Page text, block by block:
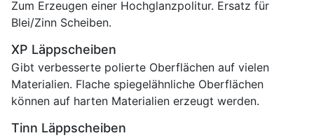
Zum Erzeugen einer Hochglanzpolitur. Ersatz für
Blei/Zinn Scheiben.
XP Läppscheiben
Gibt verbesserte polierte Oberflächen auf vielen
Materialien. Flache spiegelähnliche Oberflächen
können auf harten Materialien erzeugt werden.
Tinn Läppscheiben